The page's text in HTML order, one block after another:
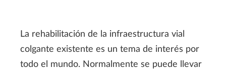
La rehabilitación de la infraestructura vial
colgante existente es un tema de interés por
todo el mundo. Normalmente se puede llevar